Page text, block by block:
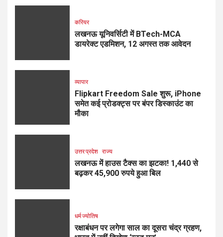
करियर
लखनऊ यूनिवर्सिटी में BTech-MCA
डायरेक्ट एडमिशन, 12 अगस्त तक आवेदन
व्यापार
Flipkart Freedom Sale शुरू, iPhone
समेत कई प्रोडक्ट्स पर बंपर डिस्काउंट का
मौका
उत्तर प्रदेश राज्य
लखनऊ में हाउस टैक्स का झटका! 1,440 से
बढ़कर 45,900 रुपये हुआ बिल
धर्म ज्योतिष
रक्षाबंधन पर लगेगा साल का दूसरा चंद्र ग्रहण,